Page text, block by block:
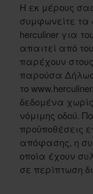
Η εκ μέρους
συμφωνείτε τα
herculiner για
απαιτεί από
παρέχουν
παρούσα
το
δεδομένα
νόμιμης οδού.
προϋποθέσεις
απόφασης, η
οποία έχουν
σε περίπτωση